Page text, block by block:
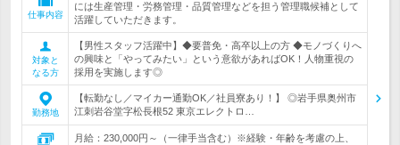
仕事内容
には生産管理・労務管理・品質管理などを担う管理職候補として
活躍していただきます。
対象と
なる方
【男性スタッフ活躍中】◆要普免・高卒以上の方 ◆モノづくりへ
の興味と「やってみたい」という意欲があればOK！人物重視の
採用を実施します◎
勤務地
【転勤なし／マイカー通勤OK／社員寮あり！】 ◎岩手県奥州市
江刺岩谷堂字松長根52 東京エレクトロ…
月給：230,000円～（一律手当含む）※経験・年齢を考慮の上、